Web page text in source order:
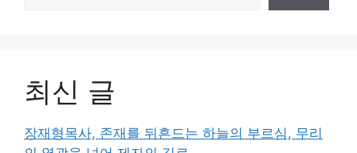
최신 글
장재형목사, 존재를 뒤흔드는 하늘의 부르심, 무리